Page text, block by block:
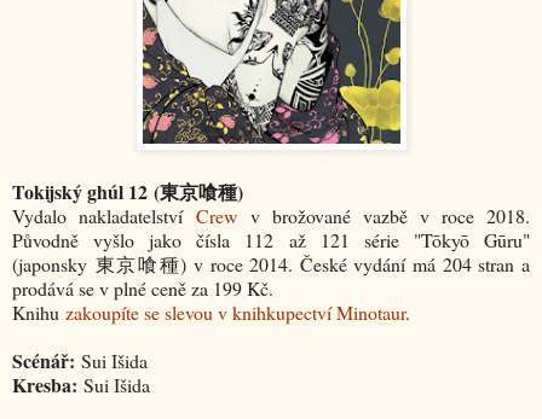
Tokijský ghúl 12 (東京喰種)
Vydalo nakladatelství Crew v brožované vazbě v roce 2018.
Původně vyšlo jako čísla 112 až 121 série "Tōkyō Gūru"
(japonsky 東京喰種) v roce 2014. České vydání má 204 stran a
prodává se v plné ceně za 199 Kč.
Knihu zakoupíte se slevou v knihkupectví Minotaur.
Scénář: Sui Išida
Kresba: Sui Išida